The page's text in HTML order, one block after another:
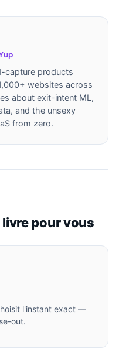
capture products
websites across
about exit-intent ML,
and the unsexy
from zero.
pour vous
l'instant exact —
out.